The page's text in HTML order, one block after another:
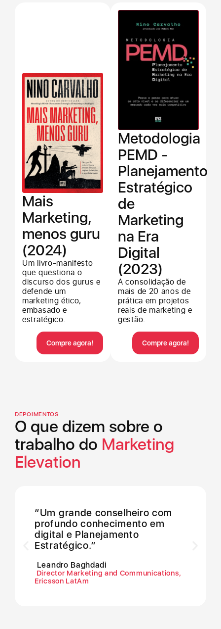
Mais
Marketing,
menos guru
(2024)
Um livro-manifesto
que questiona o
discurso dos gurus e
defende um
marketing ético,
embasado e
estratégico.
Compre agora!
Metodologia
PEMD -
Planejamento
Estratégico
de
Marketing
na Era
Digital
(2023)
A consolidação de
mais de 20 anos de
prática em projetos
reais de marketing e
gestão.
Compre agora!
DEPOIMENTOS
O que dizem sobre o
trabalho do Marketing
Elevation
“Um grande conselheiro com
profundo conhecimento em
digital e Planejamento
Estratégico.”
Leandro Baghdadi
Director Marketing and Communications,
Ericsson LatAm